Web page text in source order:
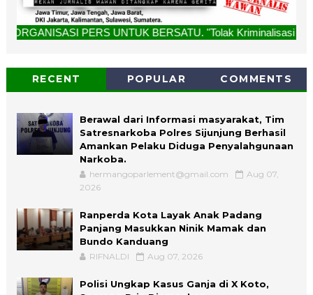
PERS UNTUK BERSATU. "Tolak Kriminalisasi Jurnalis,
RECENT POPULAR COMMENTS
Berawal dari Informasi masyarakat, Tim
Satresnarkoba Polres Sijunjung Berhasil
Amankan Pelaku Diduga Penyalahgunaan
Narkoba.
hermangoparlement@gmail.com
Aug 07,
2026
Ranperda Kota Layak Anak Padang
Panjang Masukkan Ninik Mamak dan
Bundo Kanduang
RIFNALDI Aug 07, 2026
Polisi Ungkap Kasus Ganja di X Koto,